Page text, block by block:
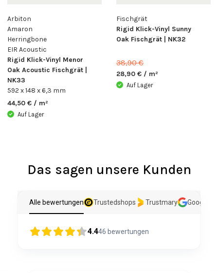
Arbiton
Amaron
Herringbone
EIR Acoustic
Rigid Klick-Vinyl Menor
Oak Acoustic Fischgrät |
NK33
592 x 148 x 6,3 mm
44,50 € / m²
Auf Lager
Fischgrät
Rigid Klick-Vinyl Sunny
Oak Fischgrät | NK32
38,90 €
28,90 € / m²
Auf Lager
Das sagen unsere Kunden
Alle bewertungen Trustedshops Trustmary Google
4.446 bewertungen